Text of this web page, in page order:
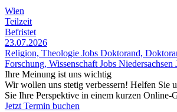
Wien
Teilzeit
Befristet
23.07.2026
Religion, Theologie Jobs Doktorand,
Forschung, Wissenschaft Jobs Niedersachsen
Ihre Meinung ist uns wichtig
Wir wollen uns stetig verbessern! Helfen Sie
Sie Ihre Perspektive in einem kurzen Online-
Jetzt Termin buchen